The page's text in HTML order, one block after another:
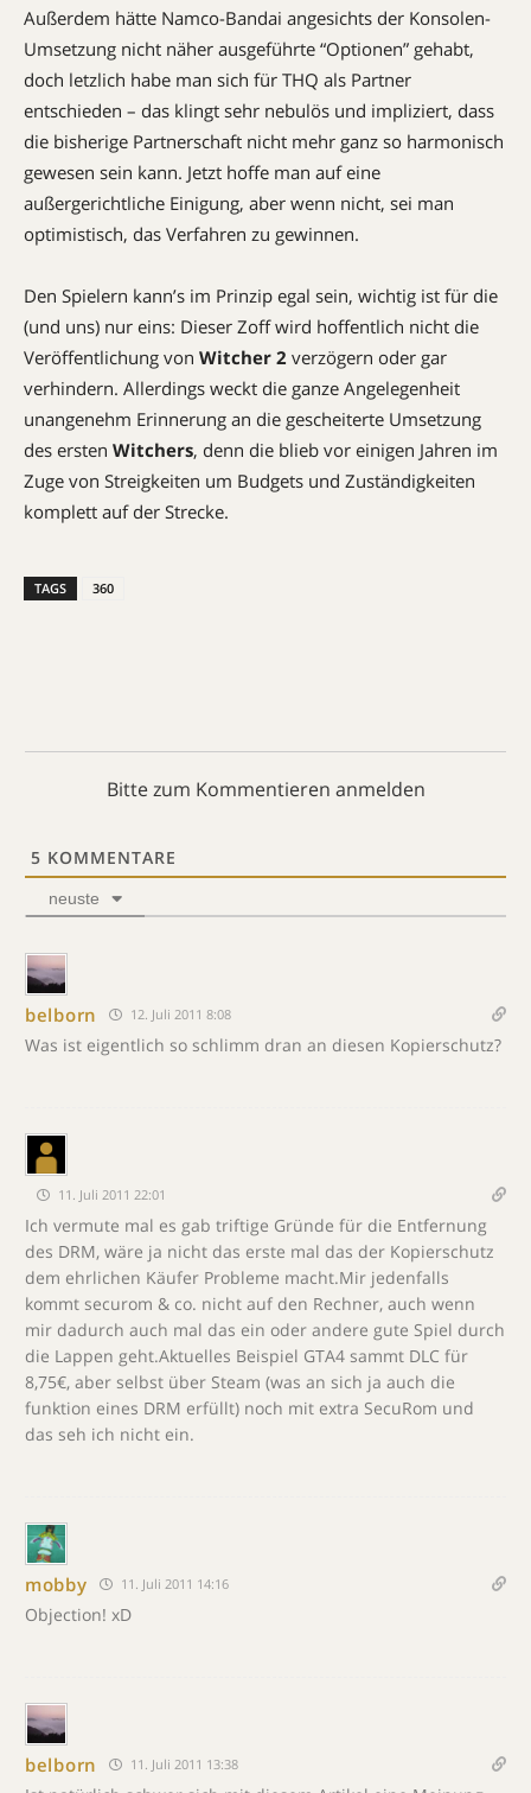
Außerdem hätte Namco-Bandai angesichts der Konsolen-
Umsetzung nicht näher ausgeführte “Optionen” gehabt,
doch letzlich habe man sich für THQ als Partner
entschieden – das klingt sehr nebulös und impliziert, dass
die bisherige Partnerschaft nicht mehr ganz so harmonisch
gewesen sein kann. Jetzt hoffe man auf eine
außergerichtliche Einigung, aber wenn nicht, sei man
optimistisch, das Verfahren zu gewinnen.
Den Spielern kann’s im Prinzip egal sein, wichtig ist für die
(und uns) nur eins: Dieser Zoff wird hoffentlich nicht die
Veröffentlichung von Witcher 2 verzögern oder gar
verhindern. Allerdings weckt die ganze Angelegenheit
unangenehm Erinnerung an die gescheiterte Umsetzung
des ersten Witchers, denn die blieb vor einigen Jahren im
Zuge von Streigkeiten um Budgets und Zuständigkeiten
komplett auf der Strecke.
TAGS 360
Bitte zum Kommentieren anmelden
5 KOMMENTARE
neuste
belborn 12. Juli 2011 8:08
Was ist eigentlich so schlimm dran an diesen Kopierschutz?
11. Juli 2011 22:01
Ich vermute mal es gab triftige Gründe für die Entfernung
des DRM, wäre ja nicht das erste mal das der Kopierschutz
dem ehrlichen Käufer Probleme macht.Mir jedenfalls
kommt securom & co. nicht auf den Rechner, auch wenn
mir dadurch auch mal das ein oder andere gute Spiel durch
die Lappen geht.Aktuelles Beispiel GTA4 sammt DLC für
8,75€, aber selbst über Steam (was an sich ja auch die
funktion eines DRM erfüllt) noch mit extra SecuRom und
das seh ich nicht ein.
mobby 11. Juli 2011 14:16
Objection! xD
belborn 11. Juli 2011 13:38